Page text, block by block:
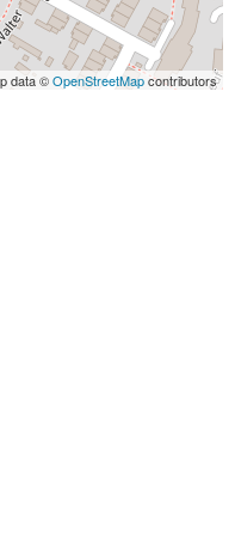
data ©OpenStreetMapcontributors